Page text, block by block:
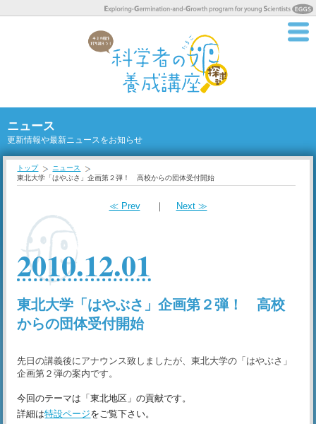
ニュース
更新情報や最新ニュースをお知らせ
トップ
ニュース
東北大学「はやぶさ」企画第２弾！ 高校からの団体受付開始
≪ Prev｜ Next ≫
2010.12.01
東北大学「はやぶさ」企画第２弾！ 高校
からの団体受付開始
先日の講義後にアナウンス致しましたが、東北大学の「はやぶさ」
企画第２弾の案内です。
今回のテーマは「東北地区」の貢献です。
詳細は特設ページをご覧下さい。